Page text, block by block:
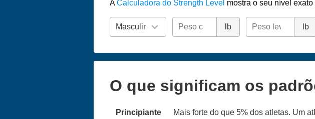
ACalculadora do Strength Level mostra o seu nível
lb lb
O que significam os
Principiante
Mais forte do que 5% dos atletas. Um